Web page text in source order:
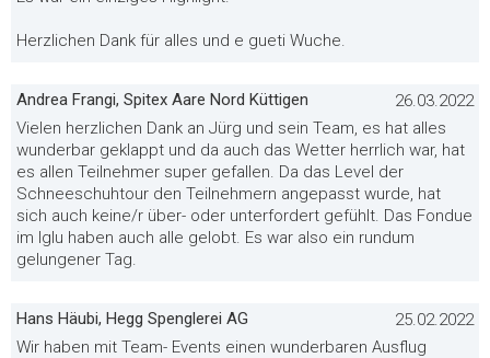
Herzlichen Dank für alles und e gueti Wuche.
Andrea Frangi, Spitex Aare Nord Küttigen
26.03.2022
Vielen herzlichen Dank an Jürg und sein Team, es hat alles
wunderbar geklappt und da auch das Wetter herrlich war, hat
es allen Teilnehmer super gefallen. Da das Level der
Schneeschuhtour den Teilnehmern angepasst wurde, hat
sich auch keine/r über- oder unterfordert gefühlt. Das Fondue
im Iglu haben auch alle gelobt. Es war also ein rundum
gelungener Tag.
Hans Häubi, Hegg Spenglerei AG
25.02.2022
Wir haben mit Team- Events einen wunderbaren Ausflug